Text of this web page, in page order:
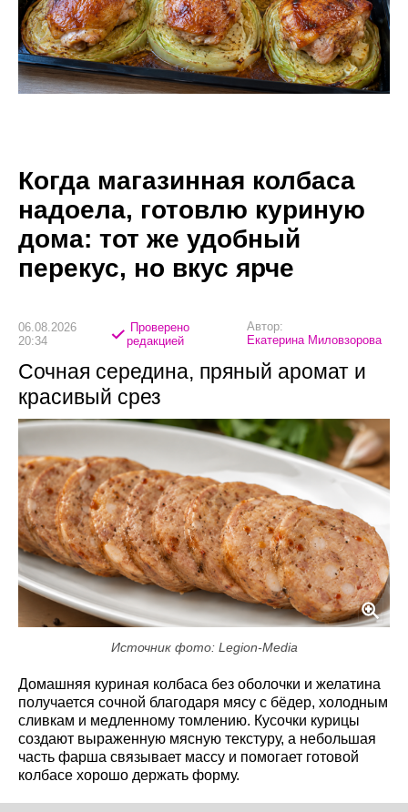
Когда магазинная колбаса
надоела, готовлю куриную
дома: тот же удобный
перекус, но вкус ярче
06.08.2026
20:34
Проверено
редакцией
Автор:
Екатерина Миловзорова
Сочная середина, пряный аромат и
красивый срез
Источник фото: Legion-Media
Домашняя куриная колбаса без оболочки и желатина
получается сочной благодаря мясу с бёдер, холодным
сливкам и медленному томлению. Кусочки курицы
создают выраженную мясную текстуру, а небольшая
часть фарша связывает массу и помогает готовой
колбасе хорошо держать форму.